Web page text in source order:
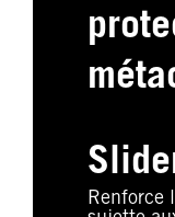
Renforce